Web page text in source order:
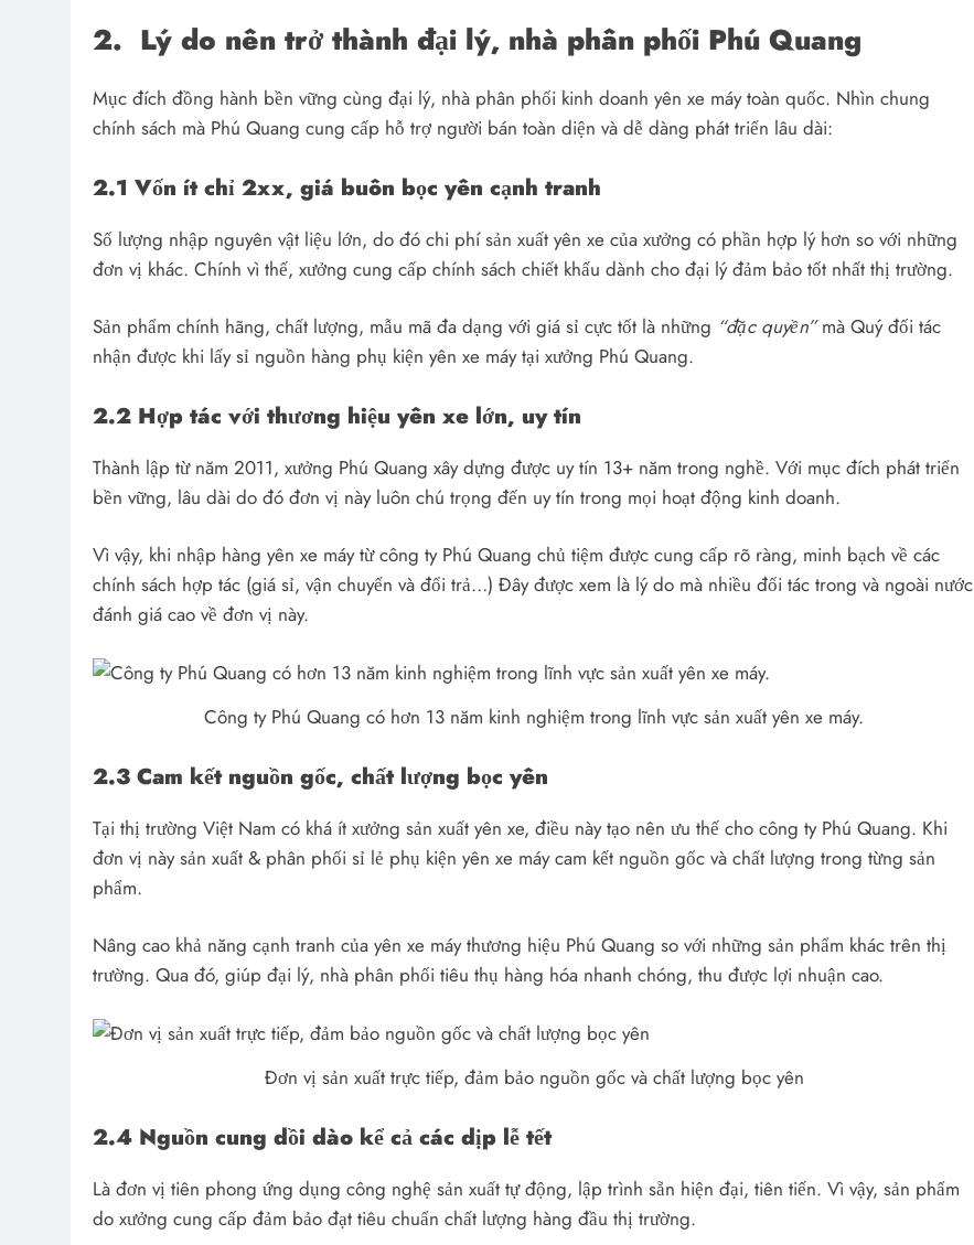
2. Lý do nên trở thành đại lý, nhà phân phối Phú Quang
Mục đích đồng hành bền vững cùng đại lý, nhà phân phối kinh doanh yên xe máy toàn quốc. Nhìn chung
chính sách mà Phú Quang cung cấp hỗ trợ người bán toàn diện và dễ dàng phát triển lâu dài:
2.1 Vốn ít chỉ 2xx, giá buôn bọc yên cạnh tranh
Số lượng nhập nguyên vật liệu lớn, do đó chi phí sản xuất yên xe của xưởng có phần hợp lý hơn so với những
đơn vị khác. Chính vì thế, xưởng cung cấp chính sách chiết khấu dành cho đại lý đảm bảo tốt nhất thị trường.
Sản phẩm chính hãng, chất lượng, mẫu mã đa dạng với giá sỉ cực tốt là những “đặc quyền”mà Quý đối tác
nhận được khi lấy sỉ nguồn hàng phụ kiện yên xe máy tại xưởng Phú Quang.
2.2 Hợp tác với thương hiệu yên xe lớn, uy tín
Thành lập từ năm 2011, xưởng Phú Quang xây dựng được uy tín 13+ năm trong nghề. Với mục đích phát triển
bền vững, lâu dài do đó đơn vị này luôn chú trọng đến uy tín trong mọi hoạt động kinh doanh.
Vì vậy, khi nhập hàng yên xe máy từ công ty Phú Quang chủ tiệm được cung cấp rõ ràng, minh bạch về các
chính sách hợp tác (giá sỉ, vận chuyển và đổi trả…) Đây được xem là lý do mà nhiều đối tác trong và ngoài nước
đánh giá cao về đơn vị này.
Công ty Phú Quang có hơn 13 năm kinh nghiệm trong lĩnh vực sản xuất yên xe máy.
2.3 Cam kết nguồn gốc, chất lượng bọc yên
Tại thị trường Việt Nam có khá ít xưởng sản xuất yên xe, điều này tạo nên ưu thế cho công ty Phú Quang. Khi
đơn vị này sản xuất & phân phối sỉ lẻ phụ kiện yên xe máy cam kết nguồn gốc và chất lượng trong từng sản
phẩm.
Nâng cao khả năng cạnh tranh của yên xe máy thương hiệu Phú Quang so với những sản phẩm khác trên thị
trường. Qua đó, giúp đại lý, nhà phân phối tiêu thụ hàng hóa nhanh chóng, thu được lợi nhuận cao.
Đơn vị sản xuất trực tiếp, đảm bảo nguồn gốc và chất lượng bọc yên
2.4 Nguồn cung dồi dào kể cả các dịp lễ tết
Là đơn vị tiên phong ứng dụng công nghệ sản xuất tự động, lập trình sẵn hiện đại, tiên tiến. Vì vậy, sản phẩm
do xưởng cung cấp đảm bảo đạt tiêu chuẩn chất lượng hàng đầu thị trường.